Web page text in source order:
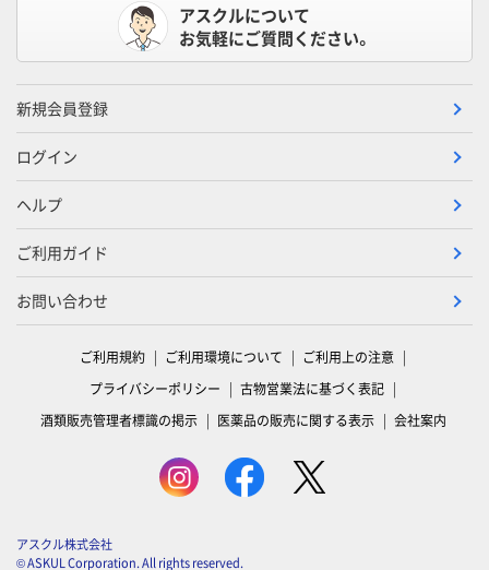
アスクルについて
お気軽にご質問ください。
新規会員登録
ログイン
ヘルプ
ご利用ガイド
お問い合わせ
ご利用規約 ご利用環境について
ご利用上の注意
プライバシーポリシー
古物営業法に基づく表記
酒類販売管理者標識の掲示
医薬品の販売に関する表示 会社案内
アスクル株式会社
© ASKUL Corporation. All rights reserved.